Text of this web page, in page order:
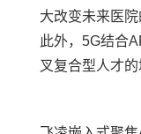
大改变未来医
此外，5G结合
叉复合型人才的